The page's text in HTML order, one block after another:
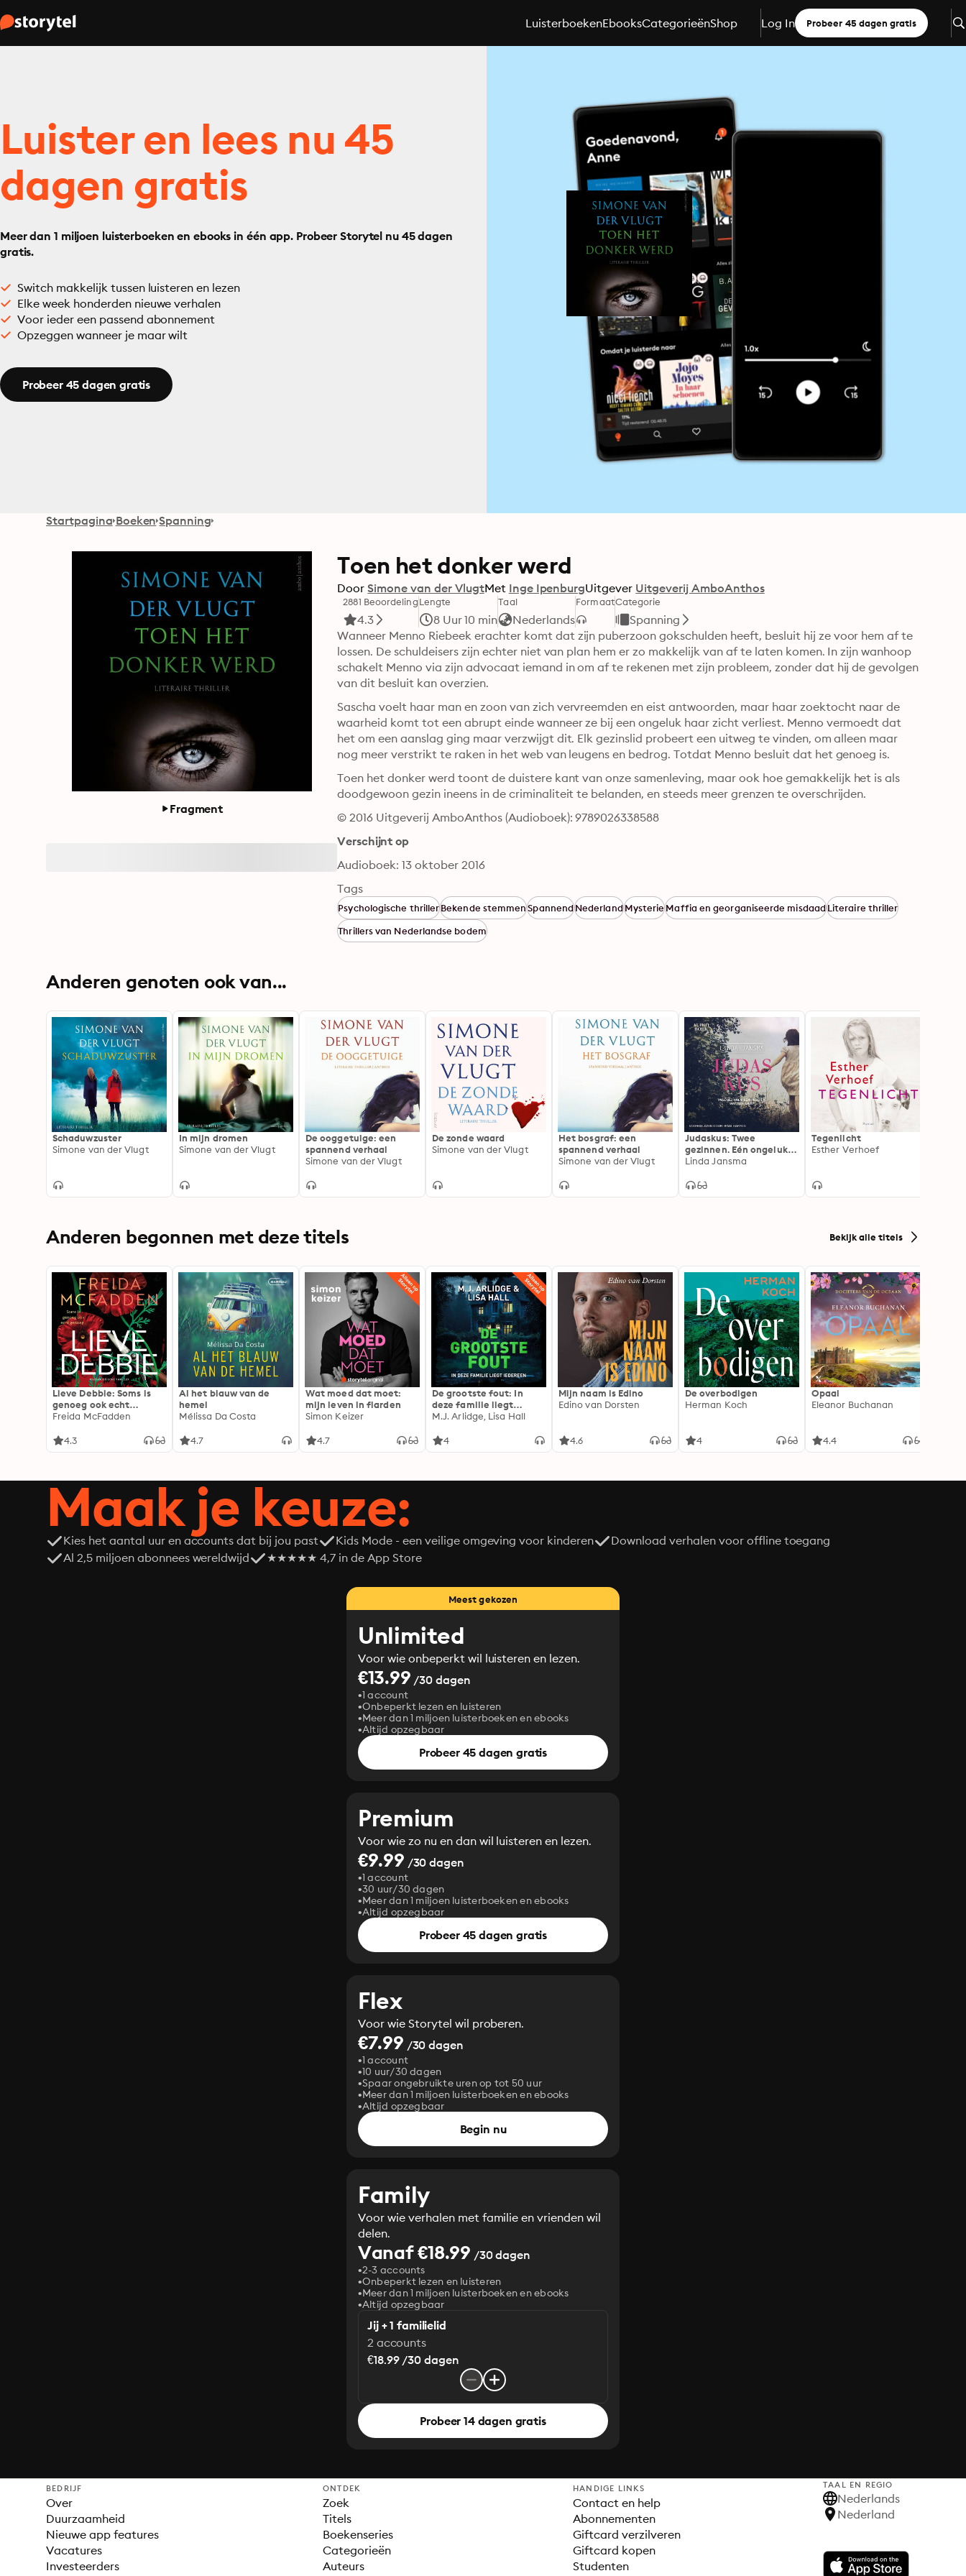
LuisterboekenEbooksCategorieënShop Log In Probeer 45 dagen gratis
Luister en lees nu 45
dagen gratis
Meer dan 1 miljoen luisterboeken en ebooks in één app. Probeer Storytel nu 45 dagen
gratis.
Switch makkelijk tussen luisteren en lezen
Elke week honderden nieuwe verhalen
Voor ieder een passend abonnement
Opzeggen wanneer je maar wilt
Probeer 45 dagen gratis
Startpagina Boeken Spanning
Fragment
Toen het donker werd
Door Simone van der VlugtMet Inge IpenburgUitgever Uitgeverij AmboAnthos
2881 Beoordeling
4.3
Lengte
8 Uur 10 min
Taal
Nederlands
FormaatCategorie
Spanning
Wanneer Menno Riebeek erachter komt dat zijn puberzoon gokschulden heeft, besluit hij ze voor hem af te
lossen. De schuldeisers zijn echter niet van plan hem er zo makkelijk van af te laten komen. In zijn wanhoop
schakelt Menno via zijn advocaat iemand in om af te rekenen met zijn probleem, zonder dat hij de gevolgen
van dit besluit kan overzien.
Sascha voelt haar man en zoon van zich vervreemden en eist antwoorden, maar haar zoektocht naar de
waarheid komt tot een abrupt einde wanneer ze bij een ongeluk haar zicht verliest. Menno vermoedt dat
het om een aanslag ging maar verzwijgt dit. Elk gezinslid probeert een uitweg te vinden, om alleen maar
nog meer verstrikt te raken in het web van leugens en bedrog. Totdat Menno besluit dat het genoeg is.
Toen het donker werd toont de duistere kant van onze samenleving, maar ook hoe gemakkelijk het is als
doodgewoon gezin ineens in de criminaliteit te belanden, en steeds meer grenzen te overschrijden.
© 2016 Uitgeverij AmboAnthos (Audioboek): 9789026338588
Verschijnt op
Audioboek: 13 oktober 2016
Tags
Psychologische thrillerBekende stemmenSpannendNederlandMysterieMaffia en georganiseerde misdaadLiteraire thriller
Thrillers van Nederlandse bodem
Anderen genoten ook van...
Schaduwzuster
Simone van der Vlugt
In mijn dromen
Simone van der Vlugt
De ooggetuige: een
spannend verhaal
Simone van der Vlugt
De zonde waard
Simone van der Vlugt
Het bosgraf: een
spannend verhaal
Simone van der Vlugt
Judaskus: Twee
gezinnen. Eén ongeluk.
Wat is de link?
Linda Jansma
Tegenlicht
Esther Verhoef
Anderen begonnen met deze titels Bekijk alle titels
Lieve Debbie: Soms is
genoeg ook echt
genoeg...
Freida McFadden
4.3
Al het blauw van de
hemel
Mélissa Da Costa
4.7
Wat moed dat moet:
mijn leven in flarden
Simon Keizer
4.7
De grootste fout: In
deze familie liegt
iedereen
M.J. Arlidge, Lisa Hall
4
Mijn naam is Edino
Edino van Dorsten
4.6
De overbodigen
Herman Koch
4
Opaal
Eleanor Buchanan
4.4
Maak je keuze:
Kies het aantal uur en accounts dat bij jou past Kids Mode - een veilige omgeving voor kinderen
Download verhalen voor offline toegang
Al 2,5 miljoen abonnees wereldwijd
★★★★★ 4,7 in de App Store
Meest gekozen
Unlimited
Voor wie onbeperkt wil luisteren en lezen.
€13.99 /30 dagen
1 account
Onbeperkt lezen en luisteren
Meer dan 1 miljoen luisterboeken en ebooks
Altijd opzegbaar
Probeer 45 dagen gratis
Premium
Voor wie zo nu en dan wil luisteren en lezen.
€9.99 /30 dagen
1 account
30 uur/30 dagen
Meer dan 1 miljoen luisterboeken en ebooks
Altijd opzegbaar
Probeer 45 dagen gratis
Flex
Voor wie Storytel wil proberen.
€7.99 /30 dagen
1 account
10 uur/30 dagen
Spaar ongebruikte uren op tot 50 uur
Meer dan 1 miljoen luisterboeken en ebooks
Altijd opzegbaar
Begin nu
Family
Voor wie verhalen met familie en vrienden wil
delen.
Vanaf €18.99 /30 dagen
2-3 accounts
Onbeperkt lezen en luisteren
Meer dan 1 miljoen luisterboeken en ebooks
Altijd opzegbaar
Jij + 1 familielid
2 accounts
€18.99 /30 dagen
Probeer 14 dagen gratis
BEDRIJF
Over
Duurzaamheid
Nieuwe app features
Vacatures
Investeerders
ONTDEK
Zoek
Titels
Boekenseries
Categorieën
Auteurs
HANDIGE LINKS
Contact en help
Abonnementen
Giftcard verzilveren
Giftcard kopen
Studenten
TAAL EN REGIO
Nederlands
Nederland